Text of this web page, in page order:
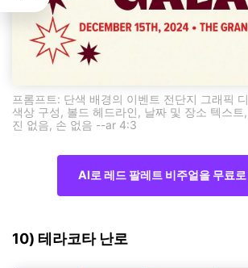
프롬프트: 단색 배경의 이벤트 전단지 그래픽
색상 구성, 볼드 헤드라인, 날짜 및 장소 텍스
진 없음, 손 없음 --ar 4:3
AI로 레드 팔레트 비주얼을 무료
10) 테라코타 난로